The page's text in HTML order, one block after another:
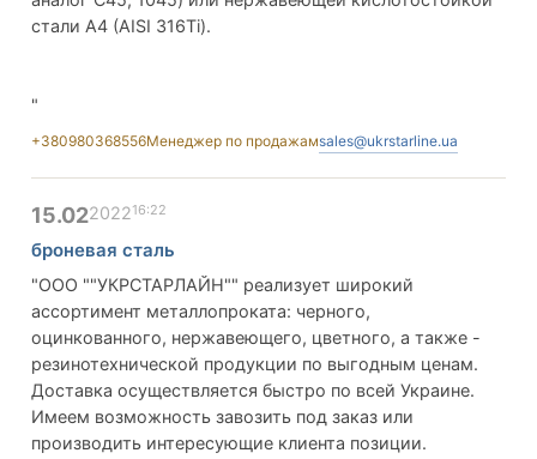
стали A4 (AISI 316Ti).
"
+380980368556Менеджер по продажамsales@ukrstarline.ua
15.02202216:22
броневая сталь
"ООО ""УКРСТАРЛАЙН"" реализует широкий
ассортимент металлопроката: черного,
оцинкованного, нержавеющего, цветного, а также -
резинотехнической продукции по выгодным ценам.
Доставка осуществляется быстро по всей Украине.
Имеем возможность завозить под заказ или
производить интересующие клиента позиции.